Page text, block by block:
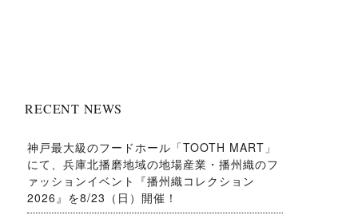
RECENT NEWS
神戸最大級のフードホール「TOOTH MART」
にて、兵庫北播磨地域の地場産業・播州織のフ
ァッションイベント『播州織コレクション
2026』を8/23（日）開催！